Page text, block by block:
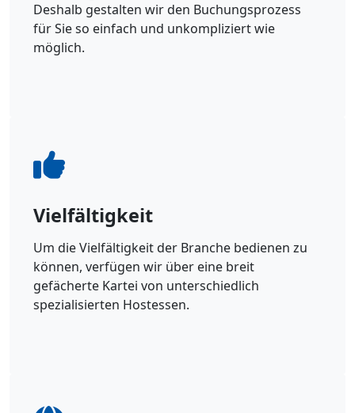
Deshalb gestalten wir den Buchungsprozess
für Sie so einfach und unkompliziert wie
möglich.
Vielfältigkeit
Um die Vielfältigkeit der Branche bedienen zu
können, verfügen wir über eine breit
gefächerte Kartei von unterschiedlich
spezialisierten Hostessen.